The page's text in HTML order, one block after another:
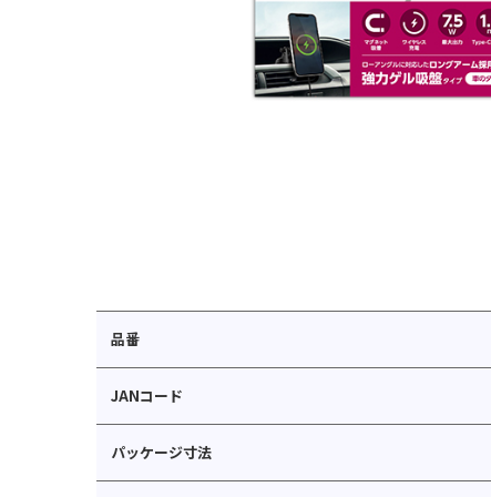
品番
JANコード
パッケージ寸法